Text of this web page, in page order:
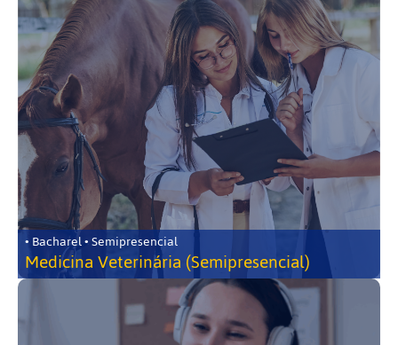
• Bacharel • Semipresencial
Medicina Veterinária (Semipresencial)